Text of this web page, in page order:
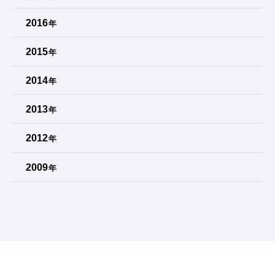
2016年
2015年
2014年
2013年
2012年
2009年